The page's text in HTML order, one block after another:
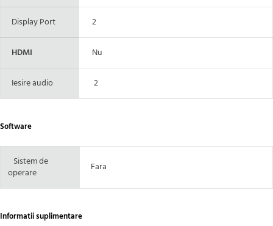
Display Port 2
HDMI Nu
Iesire audio 2
Software
Sistem de
operare
Fara
Informatii suplimentare